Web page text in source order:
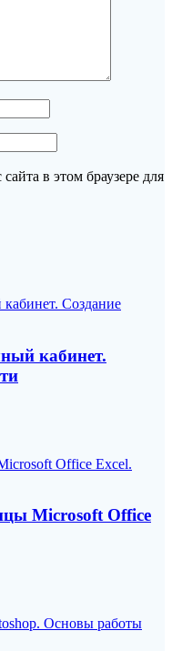
в этом браузере для
кабинет.
Microsoft Office